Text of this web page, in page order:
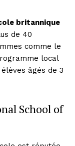
britannique
de 40
comme le
local
élèves âgés de 3
School of